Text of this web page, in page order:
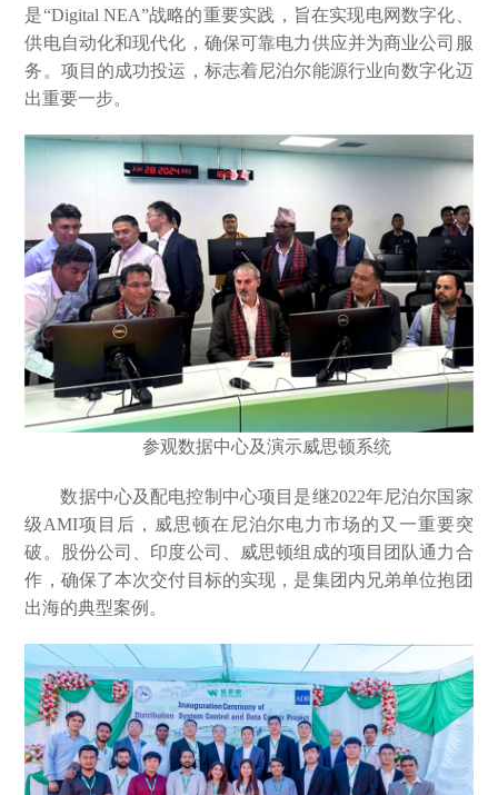
是“Digital NEA”战略的重要实践，旨在实现电网数字化、
供电自动化和现代化，确保可靠电力供应并为商业公司服
务。项目的成功投运，标志着尼泊尔能源行业向数字化迈
出重要一步。
参观数据中心及演示威思顿系统
数据中心及配电控制中心项目是继2022年尼泊尔国家
级AMI项目后，威思顿在尼泊尔电力市场的又一重要突
破。股份公司、印度公司、威思顿组成的项目团队通力合
作，确保了本次交付目标的实现，是集团内兄弟单位抱团
出海的典型案例。